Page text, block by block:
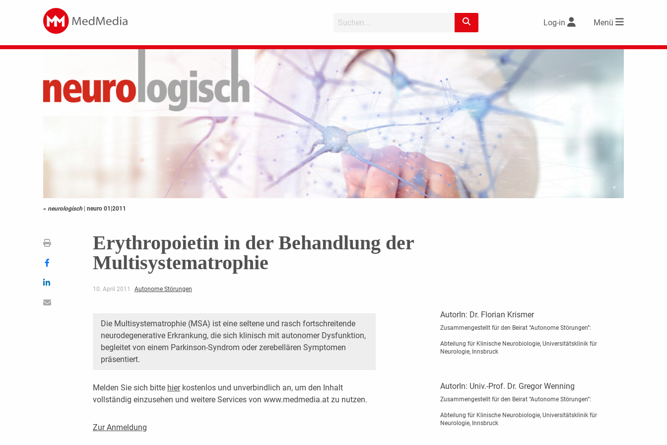
Log-in Menü
« neurologisch | neuro 01|2011
Erythropoietin in der Behandlung der
Multisystematrophie
10. April 2011 Autonome Störungen
Die Multisystematrophie (MSA) ist eine seltene und rasch fortschreitende
neurodegenerative Erkrankung, die sich klinisch mit autonomer Dysfunktion,
begleitet von einem Parkinson-Syndrom oder zerebellären Symptomen
präsentiert.
Melden Sie sich bitte hierkostenlos und unverbindlich an, um den Inhalt
vollständig einzusehen und weitere Services von www.medmedia.at zu nutzen.
Zur Anmeldung
AutorIn: Dr. Florian Krismer
Zusammengestellt für den Beirat “Autonome Störungen”:
Abteilung für Klinische Neurobiologie, Universitätsklinik für
Neurologie, Innsbruck
AutorIn: Univ.-Prof. Dr. Gregor Wenning
Zusammengestellt für den Beirat “Autonome Störungen”:
Abteilung für Klinische Neurobiologie, Universitätsklinik für
Neurologie, Innsbruck